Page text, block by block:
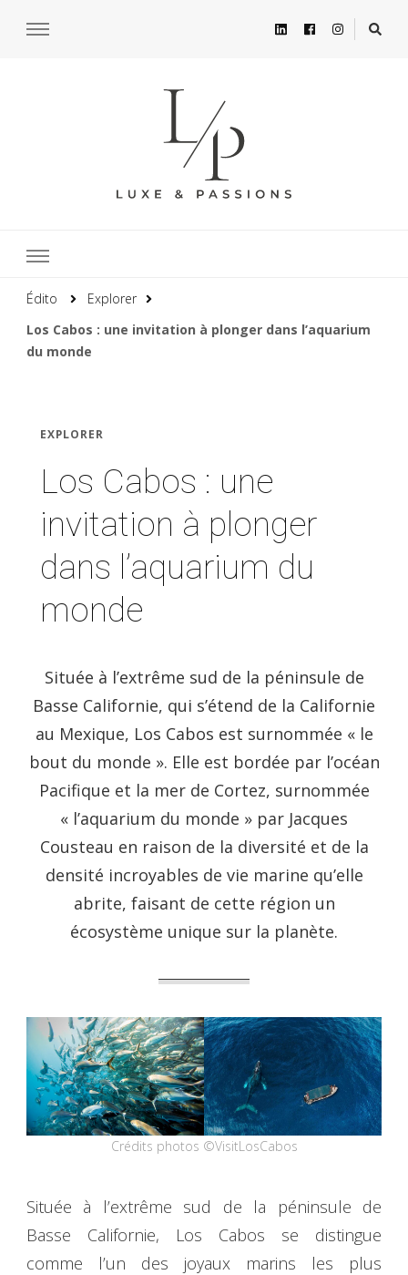
Édito
Explorer
Los Cabos : une invitation à plonger dans l’aquarium
du monde
EXPLORER
Los Cabos : une
invitation à plonger
dans l’aquarium du
monde
Située à l’extrême sud de la péninsule de
Basse Californie, qui s’étend de la Californie
au Mexique, Los Cabos est surnommée « le
bout du monde ». Elle est bordée par l’océan
Pacifique et la mer de Cortez, surnommée
« l’aquarium du monde » par Jacques
Cousteau en raison de la diversité et de la
densité incroyables de vie marine qu’elle
abrite, faisant de cette région un
écosystème unique sur la planète.
Crédits photos ©VisitLosCabos
Située à l’extrême sud de la péninsule de
Basse Californie, Los Cabos se distingue
comme l’un des joyaux marins les plus